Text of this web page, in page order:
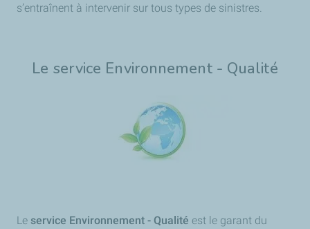
s’entraînent à intervenir sur tous types de sinistres.
Le service Environnement - Qualité
Le service Environnement - Qualité est le garant du